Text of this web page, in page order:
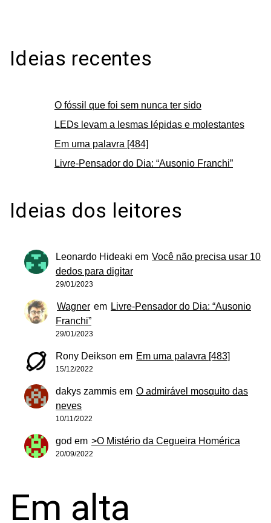
Ideias recentes
O fóssil que foi sem nunca ter sido
LEDs levam a lesmas lépidas e molestantes
Em uma palavra [484]
Livre-Pensador do Dia: “Ausonio Franchi”
Ideias dos leitores
Leonardo Hideaki em Você não precisa usar 10
dedos para digitar
29/01/2023
Wagner em Livre-Pensador do Dia: “Ausonio
Franchi”
29/01/2023
Rony Deikson em Em uma palavra [483]
15/12/2022
dakys zammis em O admirável mosquito das
neves
10/11/2022
god em >O Mistério da Cegueira Homérica
20/09/2022
Em alta